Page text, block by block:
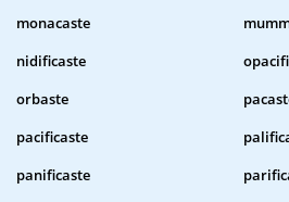
monacaste
nidificaste
orbaste
pacificaste
panificaste